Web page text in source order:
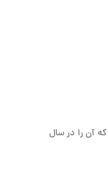
آن را در سال